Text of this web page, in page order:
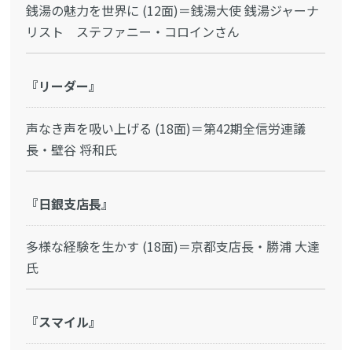
銭湯の魅力を世界に (12面)＝銭湯大使 銭湯ジャーナ
リスト ステファニー・コロインさん
『リーダー』
声なき声を吸い上げる (18面)＝第42期全信労連議
長・壁谷 将和氏
『日銀支店長』
多様な経験を生かす (18面)＝京都支店長・勝浦 大達
氏
『スマイル』